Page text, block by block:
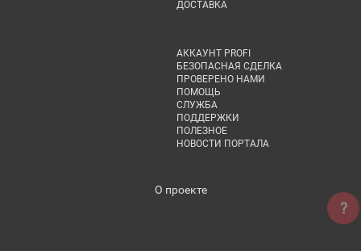
ДОСТАВКА
АККАУНТ PROFI
БЕЗОПАСНАЯ СДЕЛКА
ПРОВЕРЕНО НАМИ
ПОМОЩЬ
СЛУЖБА
ПОДДЕРЖКИ
ПОЛЕЗНОЕ
НОВОСТИ ПОРТАЛА
О проекте
?